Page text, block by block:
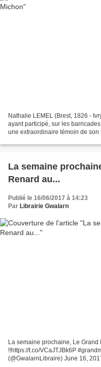
Nathalie LEMEL (Brest, 1826 -
ayant participé, sur les
une extraordinaire témoin de
La semaine
Renard au...
Publié le 16/06/2017 à 14:23
Par Librairie Gwalarn
La semaine prochaine, Le
!!https://t.co/VCaJTJBk6P
(@GwalarnLibraire) June 16,